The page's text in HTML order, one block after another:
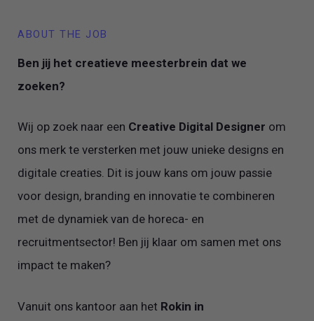
ABOUT THE JOB
Ben jij het creatieve meesterbrein dat we
zoeken?
Wij op zoek naar een Creative Digital Designer om
ons merk te versterken met jouw unieke designs en
digitale creaties. Dit is jouw kans om jouw passie
voor design, branding en innovatie te combineren
met de dynamiek van de horeca- en
recruitmentsector! Ben jij klaar om samen met ons
impact te maken?
Vanuit ons kantoor aan het Rokin in